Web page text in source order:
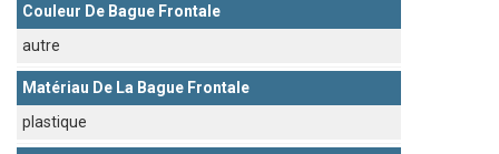
Couleur De Bague Frontale
autre
Matériau De La Bague Frontale
plastique